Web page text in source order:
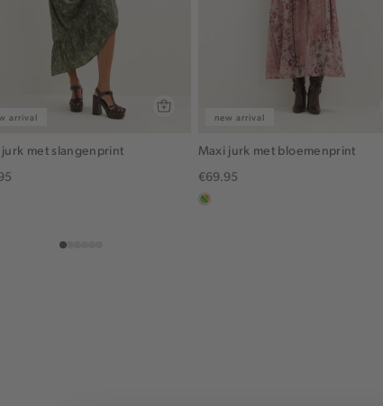
arrival
jurk met slangenprint
new arrival
Maxi jurk met bloemenprint
€69.95
meerkleurig